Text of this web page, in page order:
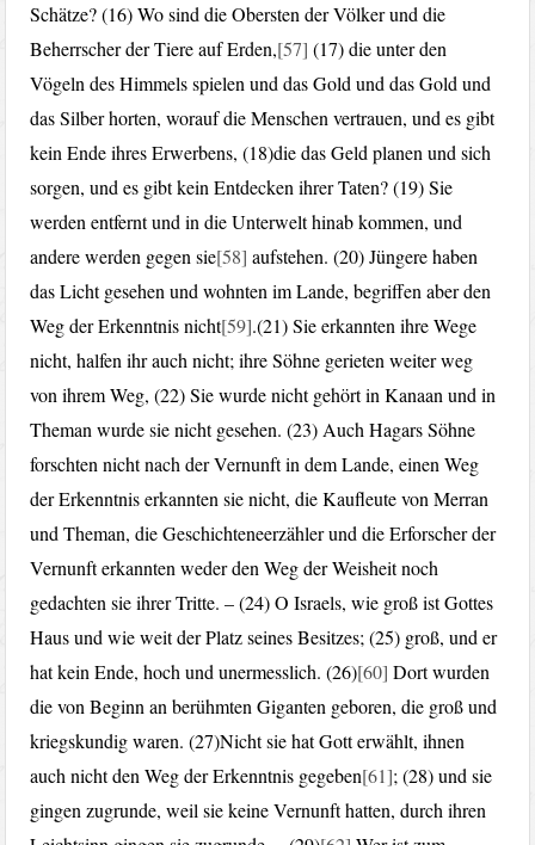
Schätze? (16) Wo sind die Obersten der Völker und die
Beherrscher der Tiere auf Erden,[57] (17) die unter den
Vögeln des Himmels spielen und das Gold und das Gold und
das Silber horten, worauf die Menschen vertrauen, und es gibt
kein Ende ihres Erwerbens, (18)die das Geld planen und sich
sorgen, und es gibt kein Entdecken ihrer Taten? (19) Sie
werden entfernt und in die Unterwelt hinab kommen, und
andere werden gegen sie[58] aufstehen. (20) Jüngere haben
das Licht gesehen und wohnten im Lande, begriffen aber den
Weg der Erkenntnis nicht[59].(21) Sie erkannten ihre Wege
nicht, halfen ihr auch nicht; ihre Söhne gerieten weiter weg
von ihrem Weg, (22) Sie wurde nicht gehört in Kanaan und in
Theman wurde sie nicht gesehen. (23) Auch Hagars Söhne
forschten nicht nach der Vernunft in dem Lande, einen Weg
der Erkenntnis erkannten sie nicht, die Kaufleute von Merran
und Theman, die Geschichteneerzähler und die Erforscher der
Vernunft erkannten weder den Weg der Weisheit noch
gedachten sie ihrer Tritte. – (24) O Israels, wie groß ist Gottes
Haus und wie weit der Platz seines Besitzes; (25) groß, und er
hat kein Ende, hoch und unermesslich. (26)[60] Dort wurden
die von Beginn an berühmten Giganten geboren, die groß und
kriegskundig waren. (27)Nicht sie hat Gott erwählt, ihnen
auch nicht den Weg der Erkenntnis gegeben[61]; (28) und sie
gingen zugrunde, weil sie keine Vernunft hatten, durch ihren